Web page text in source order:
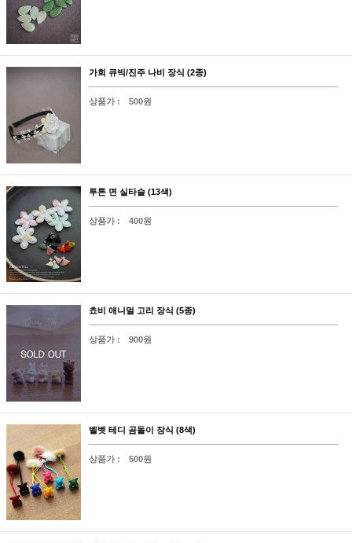
가희 큐빅/진주 나비 장식 (2종)
상품가 : 500원
투톤 면 실타슬 (13색)
상품가 : 400원
쵸비 애니멀 고리 장식 (5종)
상품가 : 900원
벨벳 테디 곰돌이 장식 (8색)
상품가 : 500원